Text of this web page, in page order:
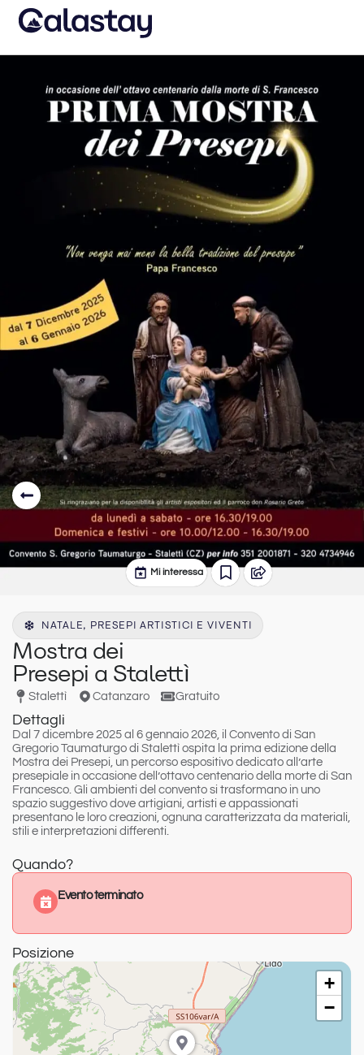
Mi interessa
NATALE, PRESEPI ARTISTICI E VIVENTI
Mostra dei
Presepi a Stalettì
Stalettì Catanzaro Gratuito
Dettagli
Dal 7 dicembre 2025 al 6 gennaio 2026, il Convento di San
Gregorio Taumaturgo di Stalettì ospita la prima edizione della
Mostra dei Presepi, un percorso espositivo dedicato all’arte
presepiale in occasione dell’ottavo centenario della morte di San
Francesco. Gli ambienti del convento si trasformano in uno
spazio suggestivo dove artigiani, artisti e appassionati
presentano le loro creazioni, ognuna caratterizzata da materiali,
stili e interpretazioni differenti.
Quando?
Evento terminato
Posizione
+
−